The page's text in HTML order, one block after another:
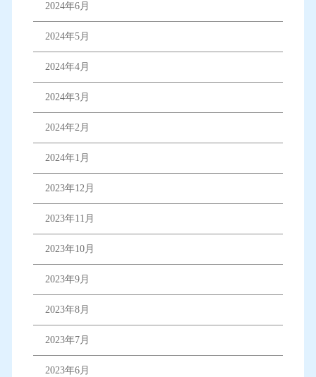
2024年6月
2024年5月
2024年4月
2024年3月
2024年2月
2024年1月
2023年12月
2023年11月
2023年10月
2023年9月
2023年8月
2023年7月
2023年6月